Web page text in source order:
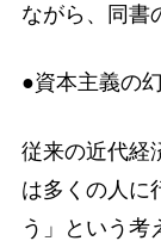
ながら、同書
●資本主義の
従来の近代経
は多くの人に
う」という考